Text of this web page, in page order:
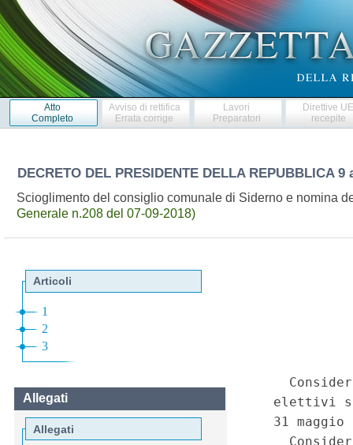
Atto
Completo
Avviso di rettifica
Errata corrige
Lavori
Preparatori
Direttive
recepite
DECRETO DEL PRESIDENTE DELLA REPUBBLICA 9
Scioglimento del consiglio comunale di Siderno e nomina
Generale n.208 del 07-09-2018)